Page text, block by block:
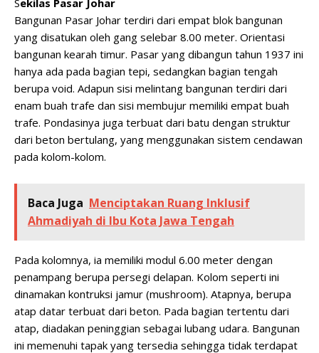
Bangunan Pasar Johar terdiri dari empat blok bangunan
yang disatukan oleh gang selebar 8.00 meter. Orientasi
bangunan kearah timur. Pasar yang dibangun tahun 1937 ini
hanya ada pada bagian tepi, sedangkan bagian tengah
berupa void. Adapun sisi melintang bangunan terdiri dari
enam buah trafe dan sisi membujur memiliki empat buah
trafe. Pondasinya juga terbuat dari batu dengan struktur
dari beton bertulang, yang menggunakan sistem cendawan
pada kolom-kolom.
Baca Juga Menciptakan Ruang Inklusif
Ahmadiyah di Ibu Kota Jawa Tengah
Pada kolomnya, ia memiliki modul 6.00 meter dengan
penampang berupa persegi delapan. Kolom seperti ini
dinamakan kontruksi jamur (mushroom). Atapnya, berupa
atap datar terbuat dari beton. Pada bagian tertentu dari
atap, diadakan peninggian sebagai lubang udara. Bangunan
ini memenuhi tapak yang tersedia sehingga tidak terdapat